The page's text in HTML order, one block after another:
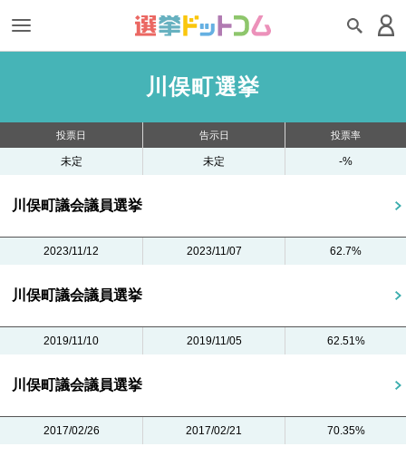
川俣町選挙
投票日 告示日 投票率
未定 未定 -%
川俣町議会議員選挙
2023/11/12 2023/11/07 62.7%
川俣町議会議員選挙
2019/11/10 2019/11/05 62.51%
川俣町議会議員選挙
2017/02/26 2017/02/21 70.35%